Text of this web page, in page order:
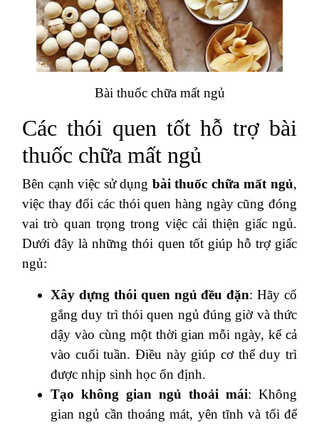
Bài thuốc chữa mất ngủ
Các thói quen tốt hỗ trợ bài
thuốc chữa mất ngủ
Bên cạnh việc sử dụng bài thuốc chữa mất ngủ,
việc thay đổi các thói quen hàng ngày cũng đóng
vai trò quan trọng trong việc cải thiện giấc ngủ.
Dưới đây là những thói quen tốt giúp hỗ trợ giấc
ngủ:
Xây dựng thói quen ngủ đều đặn: Hãy cố
gắng duy trì thói quen ngủ đúng giờ và thức
dậy vào cùng một thời gian mỗi ngày, kể cả
vào cuối tuần. Điều này giúp cơ thể duy trì
được nhịp sinh học ổn định.
Tạo không gian ngủ thoải mái: Không
gian ngủ cần thoáng mát, yên tĩnh và tối để